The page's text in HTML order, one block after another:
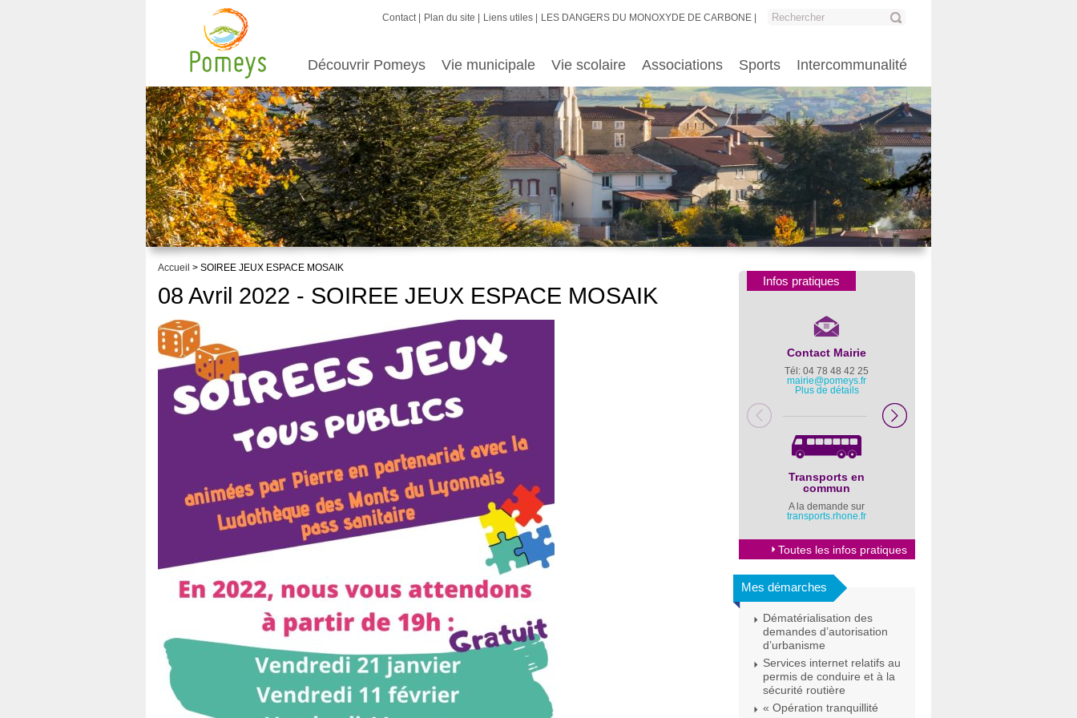
Contact Plan du site Liens utiles LES DANGERS DU MONOXYDE DE CARBONE
Découvrir Pomeys Vie municipale Vie scolaire Associations Sports Intercommunalité
Accueil > SOIREE JEUX ESPACE MOSAIK
08 Avril 2022 - SOIREE JEUX ESPACE MOSAIK
Infos pratiques
Contact Mairie
Tél: 04 78 48 42 25
mairie@pomeys.fr
Plus de détails
Transports en
commun
A la demande sur
transports.rhone.fr
Toutes les infos pratiques
Mes démarches
Dématérialisation des
demandes d’autorisation
d’urbanisme
Services internet relatifs au
permis de conduire et à la
sécurité routière
« Opération tranquillité